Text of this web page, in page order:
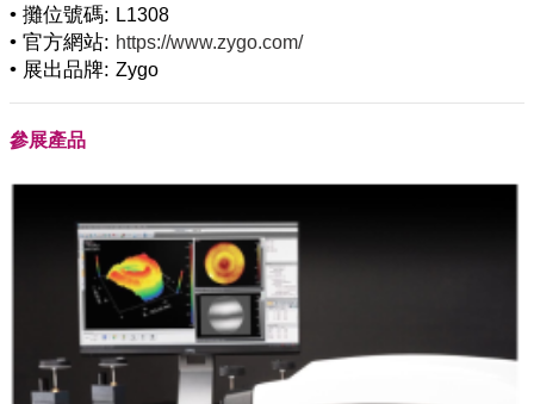
• 攤位號碼: L1308
• 官方網站: https://www.zygo.com/
• 展出品牌: Zygo
參展產品